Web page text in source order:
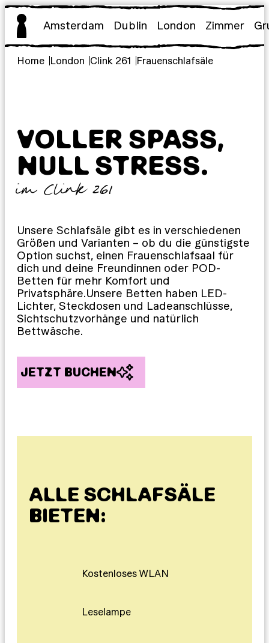
Zum
Inhalt
springen
Amsterdam Dublin London Zimmer
Home London Clink 261 Frauenschlafsäle
VOLLER SPASS, N
ULL STRESS.
im Clink 261
Unsere Schlafsäle gibt es in verschiedenen
Größen und Varianten – ob du die günstigste
Option suchst, einen Frauenschlafsaal für
dich und deine Freundinnen oder POD-
Betten für mehr Komfort und
Privatsphäre.Unsere Betten haben LED-
Lichter, Steckdosen und Ladeanschlüsse,
Sichtschutzvorhänge und natürlich
Bettwäsche.
JETZT BUCHEN
ALLE SCHLAFSÄLE
BIETEN:
Kostenloses WLAN
Leselampe